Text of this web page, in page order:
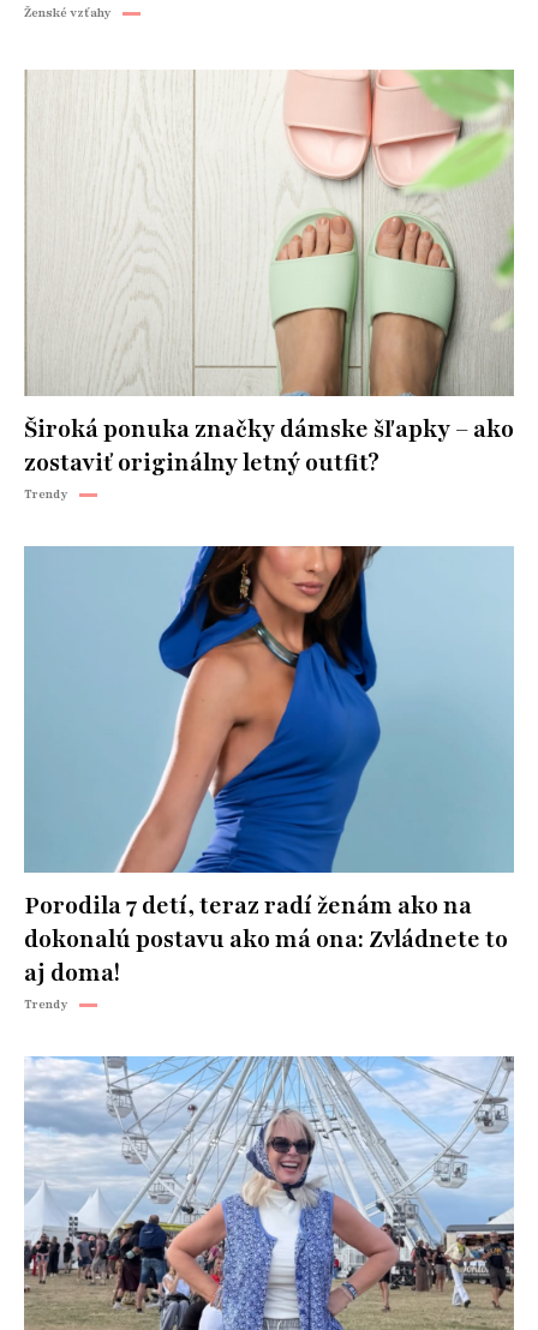
Ženské vzťahy
Široká ponuka značky dámske šľapky – ako
zostaviť originálny letný outfit?
Trendy
Porodila 7 detí, teraz radí ženám ako na
dokonalú postavu ako má ona: Zvládnete to
aj doma!
Trendy